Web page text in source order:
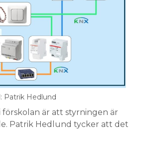
Patrik Hedlund
förskolan är att styrningen är
Patrik Hedlund tycker att det